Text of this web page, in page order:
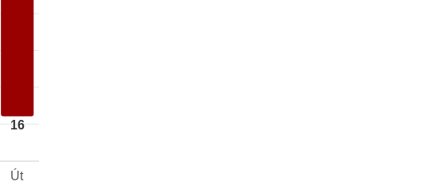
16
Út